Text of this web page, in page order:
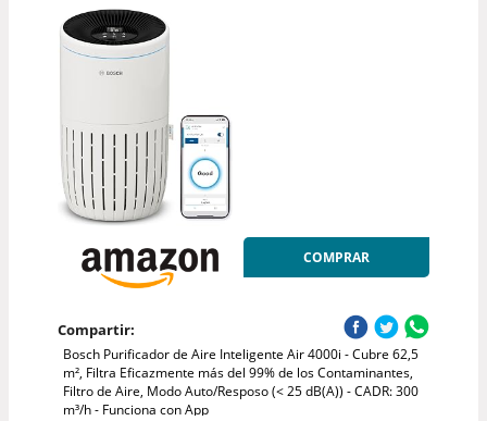
COMPRAR
Compartir:
Bosch Purificador de Aire Inteligente Air 4000i - Cubre 62,5
m², Filtra Eficazmente más del 99% de los Contaminantes,
Filtro de Aire, Modo Auto/Resposo (< 25 dB(A)) - CADR: 300
m³/h - Funciona con App